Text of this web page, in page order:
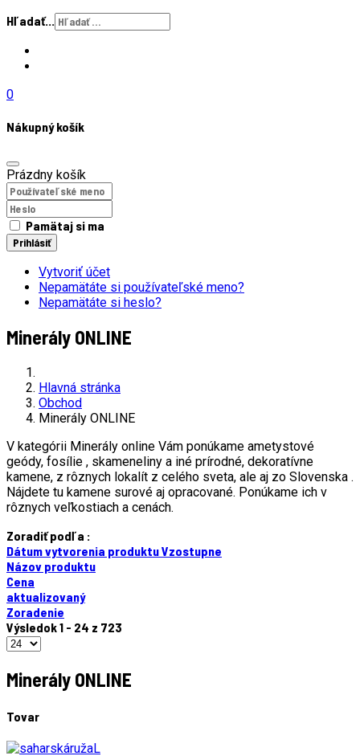
Hľadať...
0
Nákupný košík
Prázdny košík
Pamätaj si ma
Prihlásiť
Vytvoriť účet
Nepamätáte si používateľské meno?
Nepamätáte si heslo?
Minerály ONLINE
Hlavná stránka
Obchod
Minerály ONLINE
V kategórii Minerály online Vám ponúkame ametystové
geódy, fosílie , skameneliny a iné prírodné, dekoratívne
kamene, z rôznych lokalít z celého sveta, ale aj zo Slovenska .
Nájdete tu kamene surové aj opracované. Ponúkame ich v
rôznych veľkostiach a cenách.
Zoradiť podľa :
Dátum vytvorenia produktu Vzostupne
Názov produktu
Cena
aktualizovaný
Zoradenie
Výsledok 1 - 24 z 723
Minerály ONLINE
Tovar